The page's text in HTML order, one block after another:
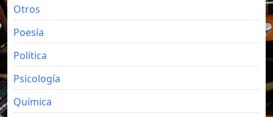
Otros
Poesía
Política
Psicología
Química